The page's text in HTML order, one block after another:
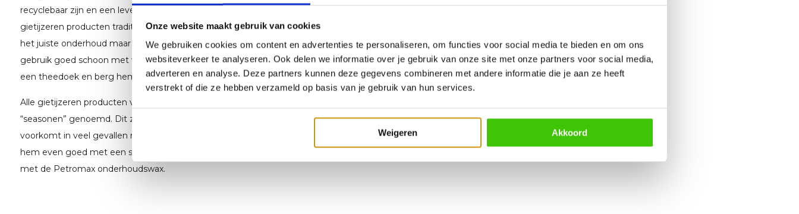
Onze website maakt gebruik van cookies
We gebruiken cookies om content en advertenties te personaliseren, om functies voor social media te bieden en om ons
websiteverkeer te analyseren. Ook delen we informatie over je gebruik van onze site met onze partners voor social media,
adverteren en analyse. Deze partners kunnen deze gegevens combineren met andere informatie die je aan ze heeft
verstrekt of die ze hebben verzameld op basis van je gebruik van hun services.
Weigeren Akkoord
recyclebaar zijn en een leven lang meegaan mits je het met zorg behandeld. Zo worden
gietijzeren producten traditioneel van generatie op generatie doorgegeven. Gietijzer vergt
het juiste onderhoud maar dit is minder dan je denkt. Maak je gietijzeren product na
gebruik goed schoon met warm water en een afwasborstel. Droog je product goed af met
een theedoek en berg hem netjes op.
Alle gietijzeren producten van Petromax zijn meerdere keren voorbehandeld ook wel
“seasonen” genoemd. Dit zorgt voor een soort een natuurlijke anti aanbaklaag en
voorkomt in veel gevallen roest. Roest je product toch een keer, geen probleem, boen
hem even goed met een staalborstel, spoel hem af en behandel hem zelf even opnieuw
met de Petromax onderhoudswax.